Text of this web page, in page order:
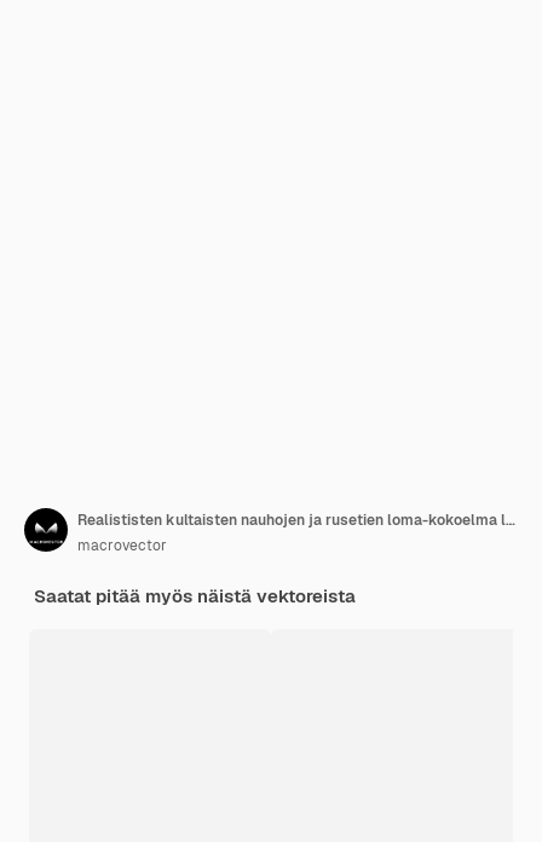
Realististen kultaisten nauhojen ja rusetien loma-kokoelma lahjakoristeluun, eristetty vektorikuva
macrovector
Saatat pitää myös näistä vektoreista